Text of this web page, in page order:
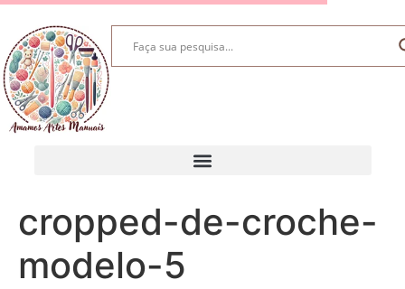
cropped-de-croche-
modelo-5